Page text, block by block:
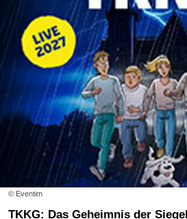
© Eventim
TKKG: Das Geheimnis der